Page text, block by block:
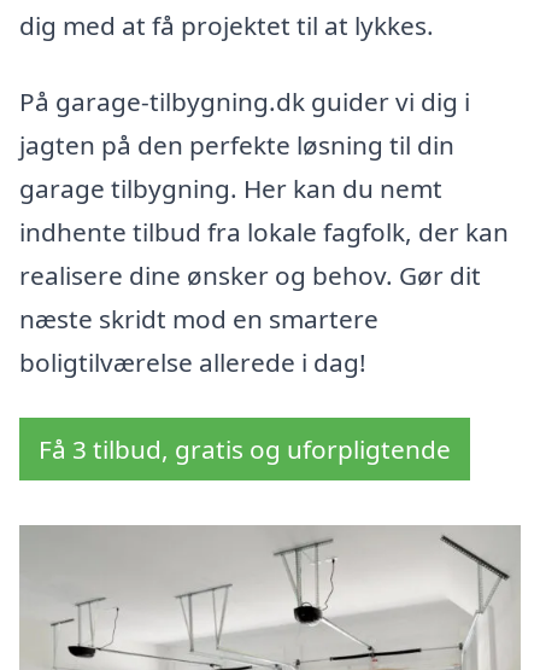
dig med at få projektet til at lykkes.
På garage-tilbygning.dk guider vi dig i
jagten på den perfekte løsning til din
garage tilbygning. Her kan du nemt
indhente tilbud fra lokale fagfolk, der kan
realisere dine ønsker og behov. Gør dit
næste skridt mod en smartere
boligtilværelse allerede i dag!
Få 3 tilbud, gratis og uforpligtende